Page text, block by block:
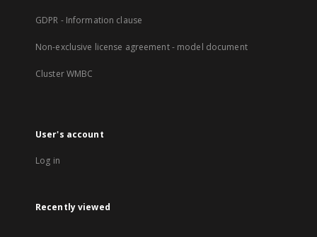
GDPR - Information clause
Non-exclusive license agreement - model document
Cluster WMBC
User's account
Log in
Recently viewed